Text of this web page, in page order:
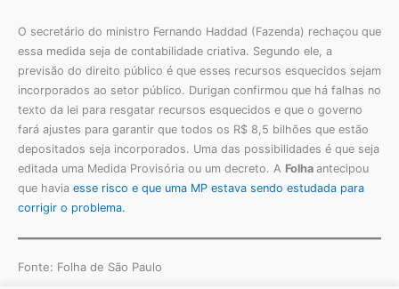
O secretário do ministro Fernando Haddad (Fazenda) rechaçou que
essa medida seja de contabilidade criativa. Segundo ele, a
previsão do direito público é que esses recursos esquecidos sejam
incorporados ao setor público. Durigan confirmou que há falhas no
texto da lei para resgatar recursos esquecidos e que o governo
fará ajustes para garantir que todos os R$ 8,5 bilhões que estão
depositados seja incorporados. Uma das possibilidades é que seja
editada uma Medida Provisória ou um decreto. A Folha antecipou
que havia esse risco e que uma MP estava sendo estudada para
corrigir o problema.
Fonte: Folha de São Paulo